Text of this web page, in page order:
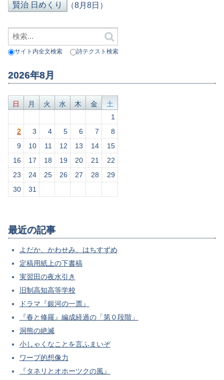
（8月8日）
サイト内全文検索 詩テクスト検索
2026年8月
日 月 火 水 木 金
土
1
2
3 4 5 6 7
8
9
10 11 12 13 14
15
16
17 18 19 20 21
22
23
24 25 26 27 28
29
30
31
最近の記事
よだか、かわせみ、はちすずめ
定稿用紙上の下書稿
実習田の夜水引き
旧制高知高等学校
ドラマ『銀河の一票』
『春と修羅』編成経過の「第０段階」
洞熊の絶滅
小しゃくなことを言ふまいぞ
ワープ的想像力
『タネリとオホーツクの風』